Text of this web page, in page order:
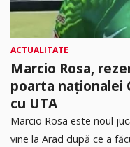
ACTUALITATE
Marcio Rosa,
poarta naționalei
cu UTA
Marcio Rosa este noul
vine la Arad după ce a